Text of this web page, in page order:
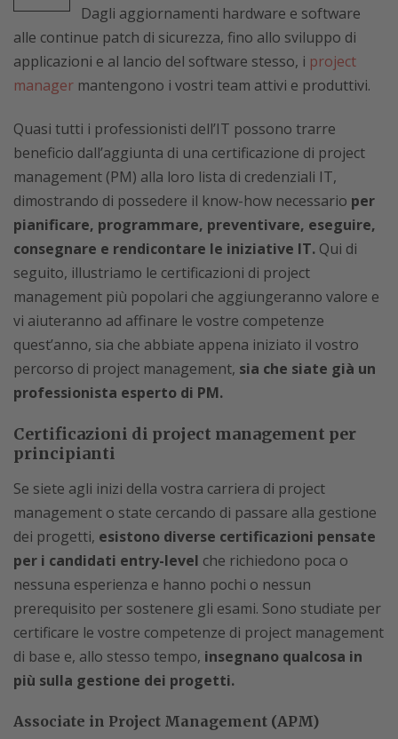
Dagli aggiornamenti hardware e software
alle continue patch di sicurezza, fino allo sviluppo di
applicazioni e al lancio del software stesso, i project
manager mantengono i vostri team attivi e produttivi.
Quasi tutti i professionisti dell’IT possono trarre
beneficio dall’aggiunta di una certificazione di project
management (PM) alla loro lista di credenziali IT,
dimostrando di possedere il know-how necessario per
pianificare, programmare, preventivare, eseguire,
consegnare e rendicontare le iniziative IT. Qui di
seguito, illustriamo le certificazioni di project
management più popolari che aggiungeranno valore e
vi aiuteranno ad affinare le vostre competenze
quest’anno, sia che abbiate appena iniziato il vostro
percorso di project management, sia che siate già un
professionista esperto di PM.
Certificazioni di project management per
principianti
Se siete agli inizi della vostra carriera di project
management o state cercando di passare alla gestione
dei progetti, esistono diverse certificazioni pensate
per i candidati entry-level che richiedono poca o
nessuna esperienza e hanno pochi o nessun
prerequisito per sostenere gli esami. Sono studiate per
certificare le vostre competenze di project management
di base e, allo stesso tempo, insegnano qualcosa in
più sulla gestione dei progetti.
Associate in Project Management (APM)